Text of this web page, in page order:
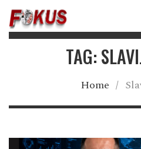
TAG:
Home /